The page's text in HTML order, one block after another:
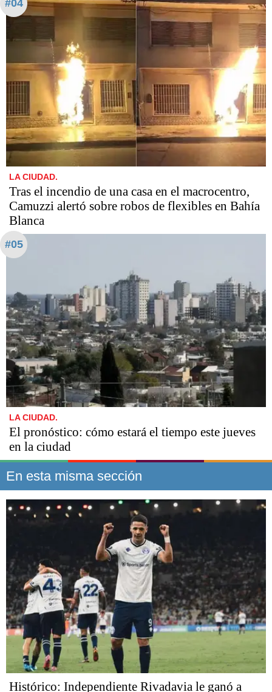
#04
LA CIUDAD.
Tras el incendio de una casa en el macrocentro,
Camuzzi alertó sobre robos de flexibles en Bahía
Blanca
#05
LA CIUDAD.
El pronóstico: cómo estará el tiempo este jueves
en la ciudad
En esta misma sección
Histórico: Independiente Rivadavia le ganó a